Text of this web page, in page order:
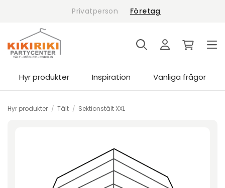
Privatperson Företag
Hyr produkter Inspiration Vanliga frågor
Hyr produkter / Tält / Sektionstält XXL